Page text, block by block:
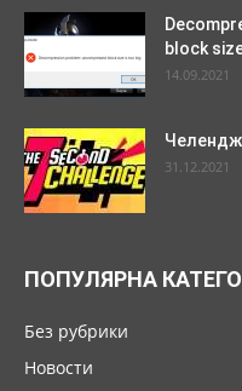
block
14.09.2021
Челендж
31.12.2021
ПОПУЛЯРНА
Без рубрики
Новости